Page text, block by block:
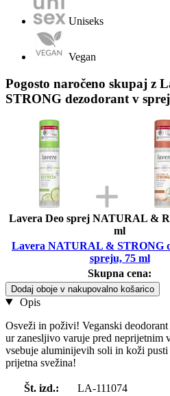
Uniseks
Vegan
Pogosto naročeno skupaj z
STRONG dezodorant v
Lavera Deo sprej NATURAL &
ml
Lavera NATURAL & STRONG
spreju, 75 ml
Skupna cena:
Dodaj oboje v nakupovalno košarico
Opis
Osveži in poživi! Veganski
ur zanesljivo varuje pred neprijetnim
vsebuje aluminijevih soli in koži
prijetna svežina!
Št. izd.:
LA-111074